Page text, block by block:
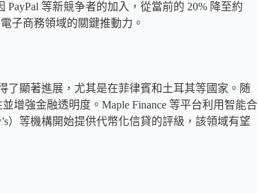
等新競争者的加入，從當前的 20% 降至約
子商務領域的關鍵推動力。
了顯著進展，尤其是在菲律賓和土耳其等國家。随
增強金融透明度。Maple Finance 等平台利用智能合
）等機構開始提供代幣化信貸的評級，該領域有望